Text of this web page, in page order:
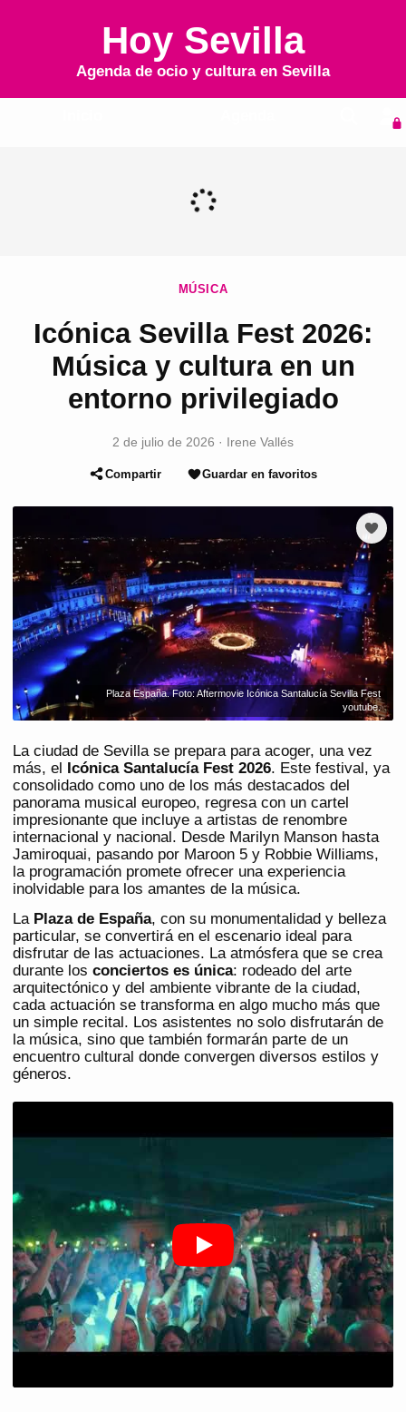
Hoy Sevilla
Agenda de ocio y cultura en Sevilla
MÚSICA
Icónica Sevilla Fest 2026:
Música y cultura en un
entorno privilegiado
2 de julio de 2026 · Irene Vallés
Compartir Guardar en favoritos
Plaza España. Foto: Aftermovie Icónica Santalucía Sevilla Fest
youtube.
La ciudad de Sevilla se prepara para acoger, una vez
más, el
Icónica Santalucía Fest 2026. Este festival, ya
consolidado como uno de los más destacados del
panorama musical europeo, regresa con un cartel
impresionante que incluye a artistas de renombre
internacional y nacional. Desde Marilyn Manson hasta
Jamiroquai, pasando por Maroon 5 y Robbie Williams,
la programación promete ofrecer una experiencia
inolvidable para los amantes de la música.
La Plaza de España, con su monumentalidad y belleza
particular, se convertirá en el escenario ideal para
disfrutar de las actuaciones. La atmósfera que se crea
durante los conciertos es única: rodeado del arte
arquitectónico y del ambiente vibrante de la ciudad,
cada actuación se transforma en algo mucho más que
un simple recital. Los asistentes no solo disfrutarán de
la música, sino que también formarán parte de un
encuentro cultural donde convergen diversos estilos y
géneros.